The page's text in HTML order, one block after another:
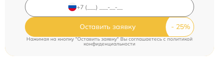
Оставить заявку
Нажимая на кнопку "Оставить заявку" Вы соглашаетесь cполитикой
конфиденциальности